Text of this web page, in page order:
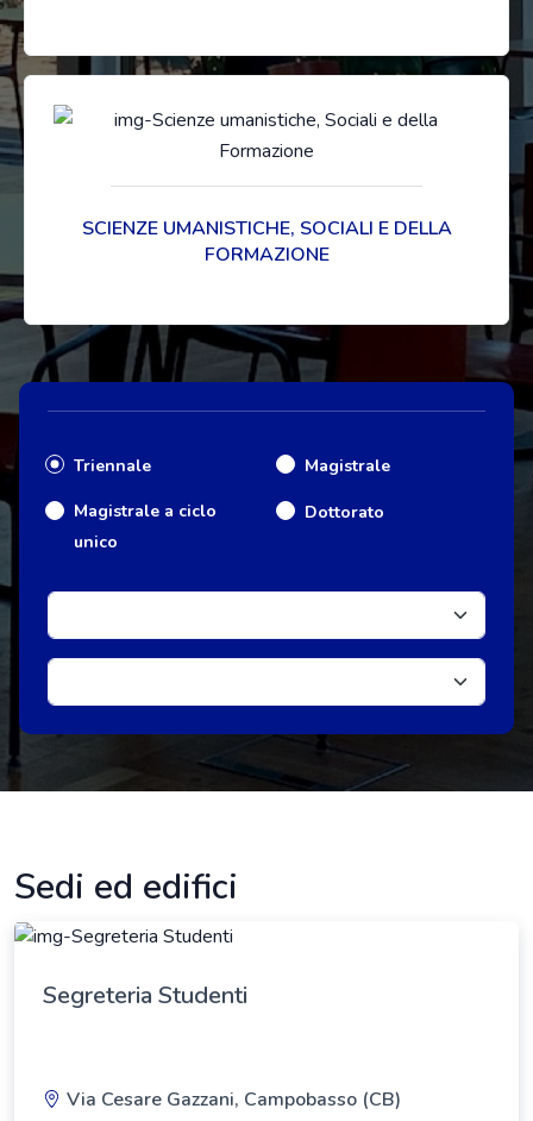
SCIENZE UMANISTICHE, SOCIALI E DELLA
FORMAZIONE
Triennale
Magistrale
Magistrale a ciclo
unico
Dottorato
Sedi ed edifici
Segreteria Studenti
Via Cesare Gazzani, Campobasso (CB)